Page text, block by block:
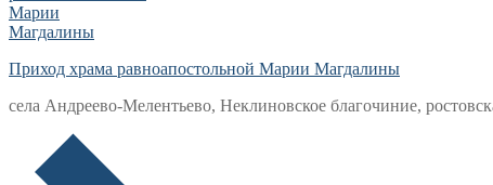
Приход храма равноапостольной Марии Магдалины
села Андреево-Мелентьево, Неклиновское благочиние,